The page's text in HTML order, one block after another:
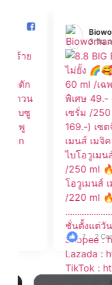
Biowoman️
3 วัน ago
2 Comments